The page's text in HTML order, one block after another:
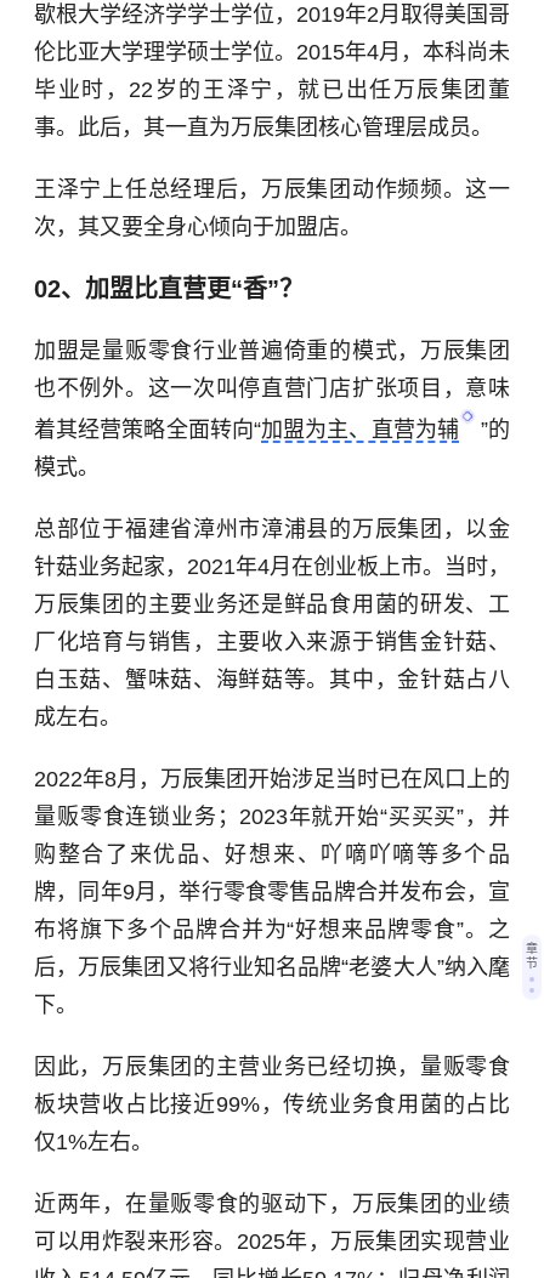
歇根大学经济学学士学位，2019年2月取得美国哥
伦比亚大学理学硕士学位。2015年4月，本科尚未
毕业时，22岁的王泽宁，就已出任万辰集团董
事。此后，其一直为万辰集团核心管理层成员。
王泽宁上任总经理后，万辰集团动作频频。这一
次，其又要全身心倾向于加盟店。
02、加盟比直营更“香”？
加盟是量贩零食行业普遍倚重的模式，万辰集团
也不例外。这一次叫停直营门店扩张项目，意味
着其经营策略全面转向“加盟为主、直营为辅
”的
模式。
总部位于福建省漳州市漳浦县的万辰集团，以金
针菇业务起家，2021年4月在创业板 上市。当时，
万辰集团的主要业务还是鲜品食用菌的研发、工
厂化培育与销售，主要收入来源于销售金针菇、
白玉菇、蟹味菇、 海鲜菇等。其中，金针菇占八
成左右。
2022年8月，万辰集团开始涉足当时已在风口上的
量贩零食连锁业务；2023年就开始“买买买”，并
购整合了来优品、好想来、吖嘀吖嘀等多个品
牌，同年9月，举行零食零售品牌合并发布会，宣
布将旗下多个品牌合并为“好想来品牌零食”。之
后，万辰集团又将行业知名品牌“老婆大人”纳入麾
下。
因此，万辰集团的主营业务已经切换，量贩零食
板块营收占比接近99%，传统业务食用菌的占比
仅1%左右。
近两年，在量贩零食的驱动下，万辰集团的业绩
可以用炸裂来形容。2025年，万辰集团实现营业
章
节